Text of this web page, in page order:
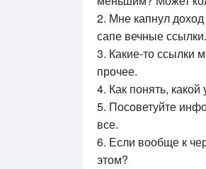
2. Мне капнул
сапе вечные
3. Какие-то ссылки
прочее.
4. Как понять,
5. Посоветуйте
все.
6. Если вообще к
этом?